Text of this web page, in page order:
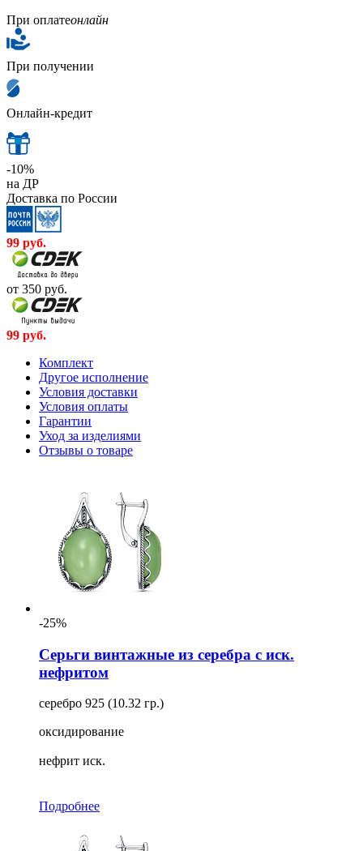
При оплатеонлайн
При получении
Онлайн-кредит
-10%
на ДР
Доставка по России
99 руб.
от 350 руб.
99 руб.
Комплект
Другое исполнение
Условия доставки
Условия оплаты
Гарантии
Уход за изделиями
Отзывы о товаре
-25%
Серьги винтажные из серебра с иск.
нефритом
серебро 925 (10.32 гр.)
оксидирование
нефрит иск.
Подробнее